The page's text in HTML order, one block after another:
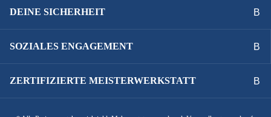
DEINE SICHERHEIT
SOZIALES ENGAGEMENT
ZERTIFIZIERTE MEISTERWERKSTATT